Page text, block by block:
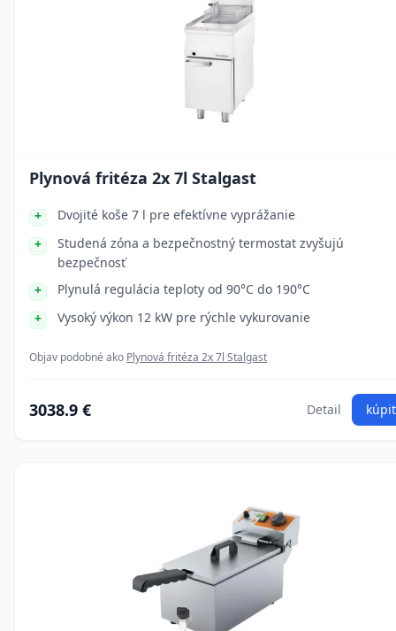
Plynová fritéza 2x 7l Stalgast
Dvojité koše 7 l pre efektívne vyprážanie
Studená zóna a bezpečnostný termostat zvyšujú
bezpečnosť
Plynulá regulácia teploty od 90°C do 190°C
Vysoký výkon 12 kW pre rýchle vykurovanie
Objav podobné ako Plynová fritéza 2x 7l Stalgast
3038.9 € Detail kúpiť